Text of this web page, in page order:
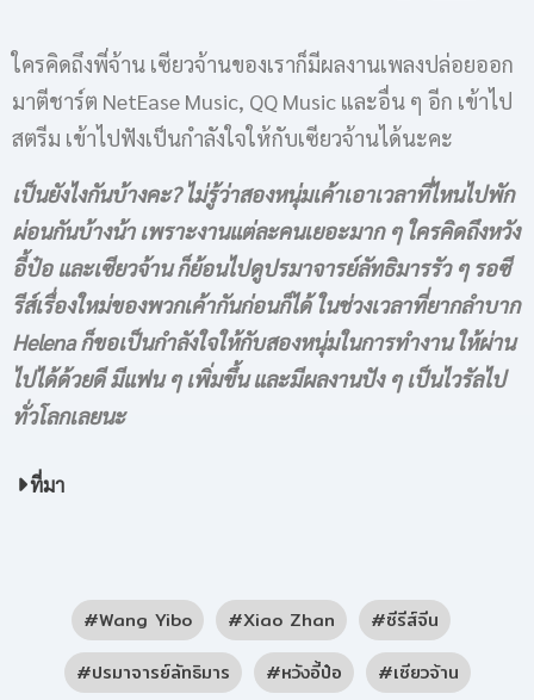
ใครคิดถึงพี่จ้าน เซียวจ้านของเราก็มีผลงานเพลงปล่อยออก
มาตีชาร์ต NetEase Music, QQ Music และอื่น ๆ อีก เข้าไป
สตรีม เข้าไปฟังเป็นกำลังใจให้กับเซียวจ้านได้นะคะ
เป็นยังไงกันบ้างคะ? ไม่รู้ว่าสองหนุ่มเค้าเอาเวลาที่ไหนไปพัก
ผ่อนกันบ้างน้า เพราะงานแต่ละคนเยอะมาก ๆ ใครคิดถึงหวัง
อี้ป๋อ และเซียวจ้าน ก็ย้อนไปดูปรมาจารย์ลัทธิมารรัว ๆ รอซี
รีส์เรื่องใหม่ของพวกเค้ากันก่อนก็ได้ ในช่วงเวลาที่ยากลำบาก
Helena ก็ขอเป็นกำลังใจให้กับสองหนุ่มในการทำงาน ให้ผ่าน
ไปได้ด้วยดี มีแฟน ๆ เพิ่มขึ้น และมีผลงานปัง ๆ เป็นไวรัลไป
ทั่วโลกเลยนะ
ที่มา
Wang Yibo Xiao Zhan
ซีรีส์จีน
ปรมาจารย์ลัทธิมาร
หวังอี้ป๋อ เซียวจ้าน